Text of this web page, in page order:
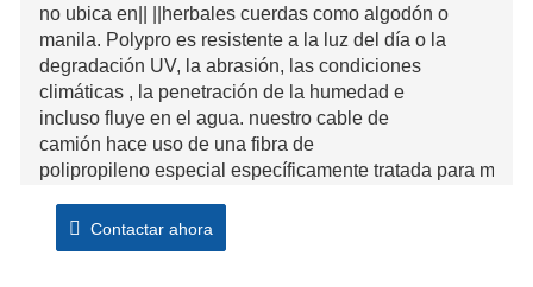
no ubica en|| ||herbales cuerdas como algodón o
manila. Polypro es resistente a la luz del día o ​​la
degradación UV, la abrasión, las condiciones
climáticas , la penetración de la humedad e
incluso fluye en el agua. nuestro cable de
camión hace uso de una fibra de
polipropileno especial específicamente tratada para más|
deshilachado y la división.
Contactar ahora